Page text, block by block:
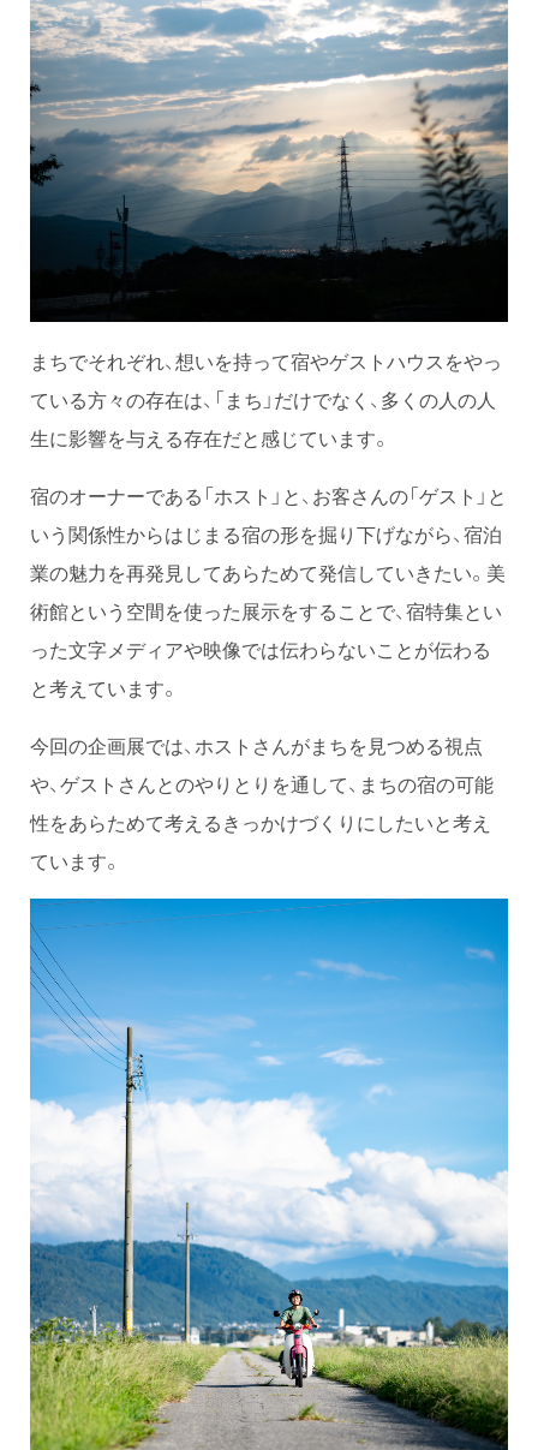
まちでそれぞれ、想いを持って宿やゲストハウスをやっ
ている方々の存在は、「まち」だけでなく、多くの人の人
生に影響を与える存在だと感じています。
宿のオーナーである「ホスト」と、お客さんの「ゲスト」と
いう関係性からはじまる宿の形を掘り下げながら、宿泊
業の魅力を再発見してあらためて発信していきたい。美
術館という空間を使った展示をすることで、宿特集とい
った文字メディアや映像では伝わらないことが伝わる
と考えています。
今回の企画展では、ホストさんがまちを見つめる視点
や、ゲストさんとのやりとりを通して、まちの宿の可能
性をあらためて考えるきっかけづくりにしたいと考え
ています。